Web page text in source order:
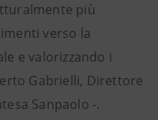
più
verso la
e valorizzando i
Gabrielli, Direttore
Sanpaolo -.